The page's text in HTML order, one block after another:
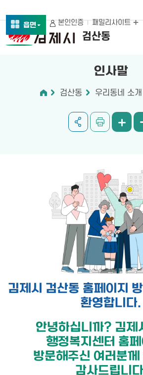
검산동
읍면 본인인증 패밀리사이트
인사말
검산동 우리동네 소개
김제시 검산동 홈페이지
환영합니다.
안녕하십니까? 김제
행정복지센터 홈
방문해주신 여러분께
감사드립니